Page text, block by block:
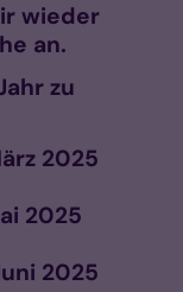
wieder
an.
zu
2025
2025
2025